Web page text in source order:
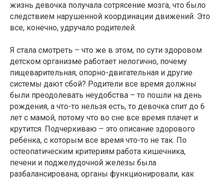
жизнь девочка получала сотрясение мозга, что было
следствием нарушенной координации движений. Это
все, конечно, удручало родителей.
Я стала смотреть – что же в этом, по сути здоровом
детском организме работает нелогично, почему
пищеварительная, опорно-двигательная и другие
системы дают сбой? Родители все время должны
были преодолевать неудобства – то пошли на день
рождения, а что-то нельзя есть, то девочка спит до 6
лет с мамой, потому что во сне все время плачет и
крутится. Подчеркиваю – это описание здорового
ребенка, с которым все время что-то не так. По
остеопатическим критериям работа кишечника,
печени и поджелудочной железы была
разбалансирована; органы функционировали, как